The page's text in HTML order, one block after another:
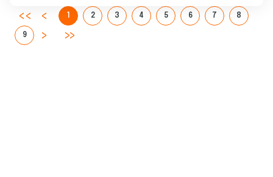
1 2 3 4 5 6 7 8
9